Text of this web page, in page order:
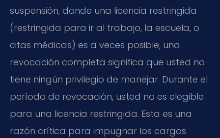
suspensión, donde una licencia restringida
(restringida para ir al trabajo, la escuela, o
citas médicas) es a veces posible, una
revocación completa significa que usted no
tiene ningún privilegio de manejar. Durante el
período de revocación, usted no es elegible
para una licencia restringida. Esta es una
razón crítica para impugnar los cargos